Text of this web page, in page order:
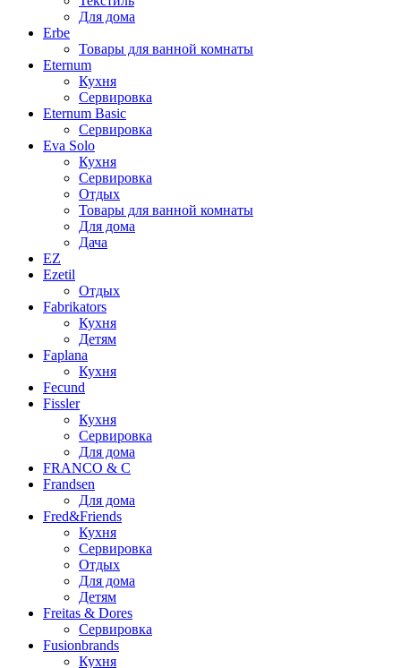
Для дома
Erbe
Товары для ванной комнаты
Eternum
Кухня
Сервировка
Eternum Basic
Сервировка
Eva Solo
Кухня
Сервировка
Отдых
Товары для ванной комнаты
Для дома
Дача
EZ
Ezetil
Отдых
Fabrikators
Кухня
Детям
Faplana
Кухня
Fecund
Fissler
Кухня
Сервировка
Для дома
FRANCO & C
Frandsen
Для дома
Fred&Friends
Кухня
Сервировка
Отдых
Для дома
Детям
Freitas & Dores
Сервировка
Fusionbrands
Кухня